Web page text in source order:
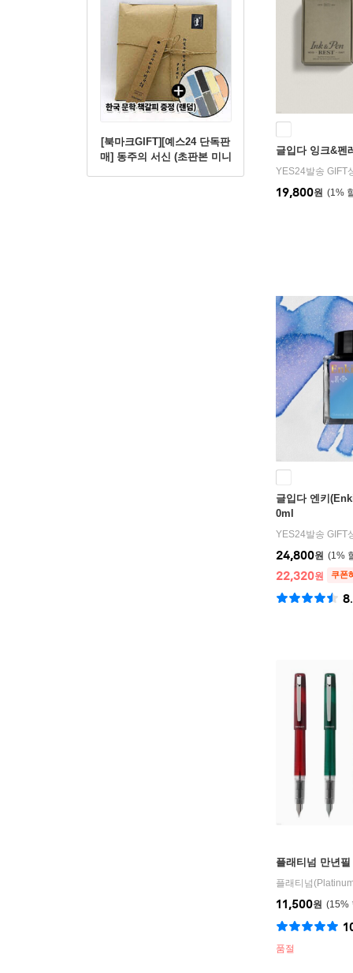
[북마크GIFT][예스24 단독판
매] 동주의 서신 (초판본 미니
글입다 잉크&펜
YES24발송 GIFT
1%
19,800원
글입다 엔키
0ml
YES24발송 GIFT
1%
24,800원
22,320원 쿠폰
플래티넘 만년
플래티넘
15%
11,500원
품절